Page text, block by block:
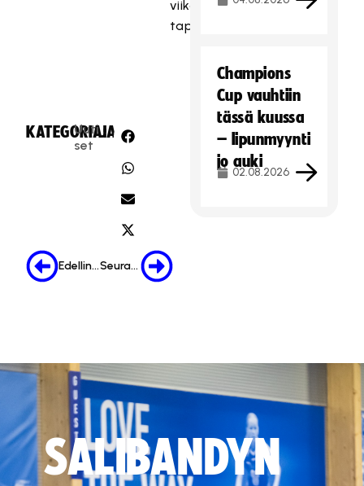
viikon
tapahtumiin.
KATEGORIA:
Uuti
set
JAA:
Edellinen Seuraava
Champions
Cup vauhtiin
tässä kuussa
– lipunmyynti
jo auki
02.08.2026
SALIBANDYN